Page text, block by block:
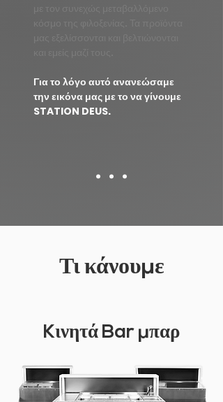
Για το λόγο αυτό ανανεώσαμε
την εικόνα μας με το να γίνουμε
STATION DEUS.
. . .
Τι κάνουμε
Kινητά Bar μπαρ